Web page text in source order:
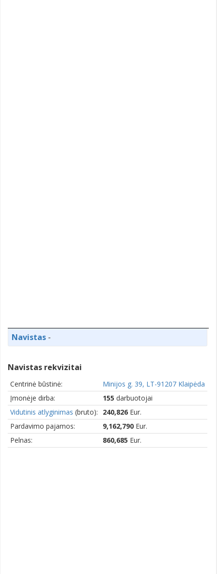
Navistas -
Navistas rekvizitai
Centrinė būstinė:
Minijos g. 39, LT-91207 Klaipėda
Įmonėje dirba:
155 darbuotojai
Vidutinis atlyginimas (bruto): 240,826 Eur.
Pardavimo pajamos:
9,162,790 Eur.
Pelnas:
860,685 Eur.